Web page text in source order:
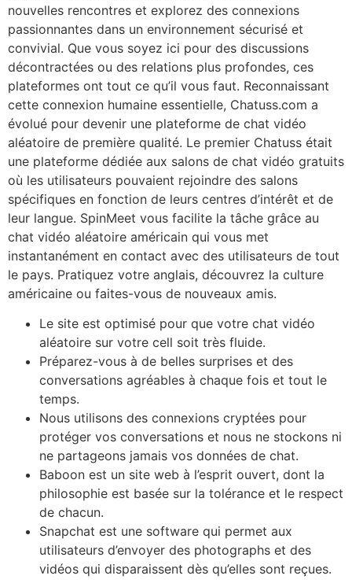
nouvelles rencontres et explorez des connexions
passionnantes dans un environnement sécurisé et
convivial. Que vous soyez ici pour des discussions
décontractées ou des relations plus profondes, ces
plateformes ont tout ce qu’il vous faut. Reconnaissant
cette connexion humaine essentielle, Chatuss.com a
évolué pour devenir une plateforme de chat vidéo
aléatoire de première qualité. Le premier Chatuss était
une plateforme dédiée aux salons de chat vidéo gratuits
où les utilisateurs pouvaient rejoindre des salons
spécifiques en fonction de leurs centres d’intérêt et de
leur langue. SpinMeet vous facilite la tâche grâce au
chat vidéo aléatoire américain qui vous met
instantanément en contact avec des utilisateurs de tout
le pays. Pratiquez votre anglais, découvrez la culture
américaine ou faites-vous de nouveaux amis.
Le site est optimisé pour que votre chat vidéo
aléatoire sur votre cell soit très fluide.
Préparez-vous à de belles surprises et des
conversations agréables à chaque fois et tout le
temps.
Nous utilisons des connexions cryptées pour
protéger vos conversations et nous ne stockons ni
ne partageons jamais vos données de chat.
Baboon est un site web à l’esprit ouvert, dont la
philosophie est basée sur la tolérance et le respect
de chacun.
Snapchat est une software qui permet aux
utilisateurs d’envoyer des photographs et des
vidéos qui disparaissent dès qu’elles sont reçues.